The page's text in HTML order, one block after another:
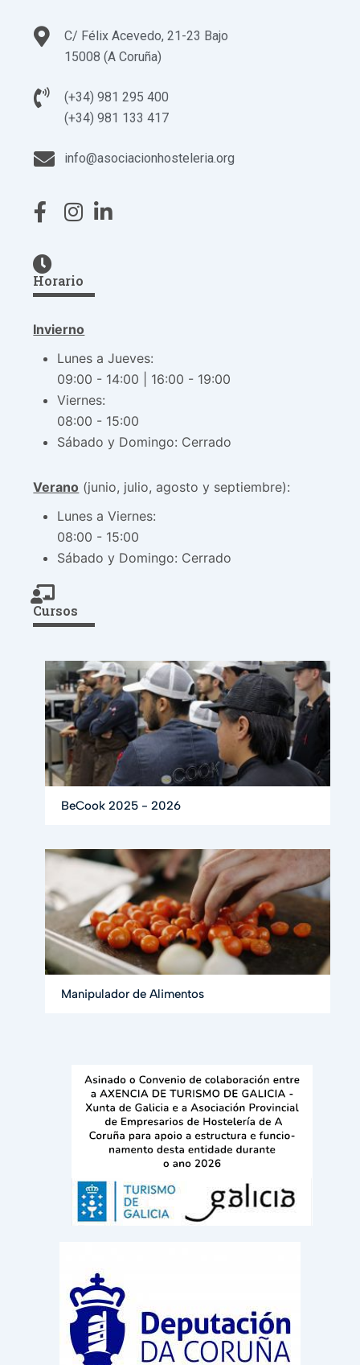
C/ Félix Acevedo, 21-23 Bajo
15008 (A Coruña)
(+34) 981 295 400
(+34) 981 133 417
info@asociacionhosteleria.org
Horario
Invierno
Lunes a Jueves:
09:00 - 14:00 | 16:00 - 19:00
Viernes:
08:00 - 15:00
Sábado y Domingo: Cerrado
Verano (junio, julio, agosto y septiembre):
Lunes a Viernes:
08:00 - 15:00
Sábado y Domingo: Cerrado
Cursos
BeCook 2025 - 2026
Manipulador de Alimentos